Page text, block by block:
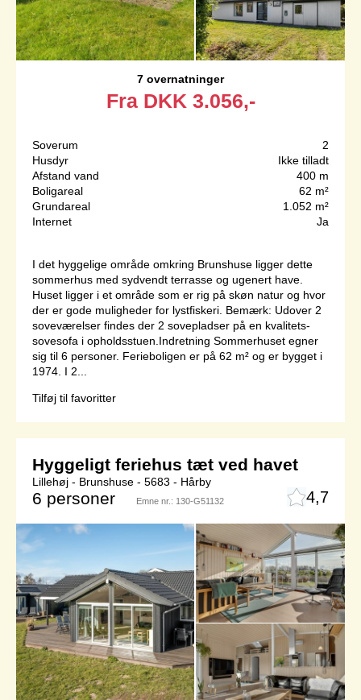
7 overnatninger
Fra DKK 3.056,-
Soverum
2
Husdyr
Ikke tilladt
Afstand vand
400 m
Boligareal
62 m²
Grundareal
1.052 m²
Internet
Ja
I det hyggelige område omkring Brunshuse ligger dette
sommerhus med sydvendt terrasse og ugenert have.
Huset ligger i et område som er rig på skøn natur og hvor
der er gode muligheder for lystfiskeri. Bemærk: Udover 2
soveværelser findes der 2 sovepladser på en kvalitets-
sovesofa i opholdsstuen.Indretning Sommerhuset egner
sig til 6 personer. Ferieboligen er på 62 m² og er bygget i
1974. I 2...
Tilføj til favoritter
Hyggeligt feriehus tæt ved havet
Lillehøj - Brunshuse - 5683 - Hårby
6 personer Emne nr.: 130-G51132 4,7